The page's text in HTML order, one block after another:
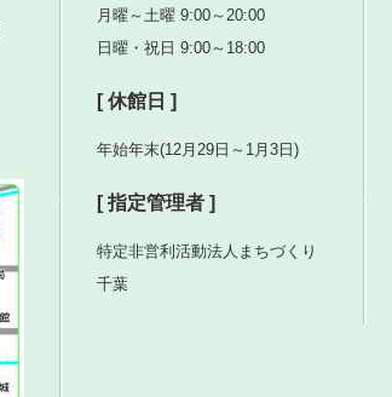
月曜～土曜 9:00～20:00
日曜・祝日 9:00～18:00
[ 休館日 ]
年始年末(12月29日～1月3日)
[ 指定管理者 ]
特定非営利活動法人まちづくり
千葉